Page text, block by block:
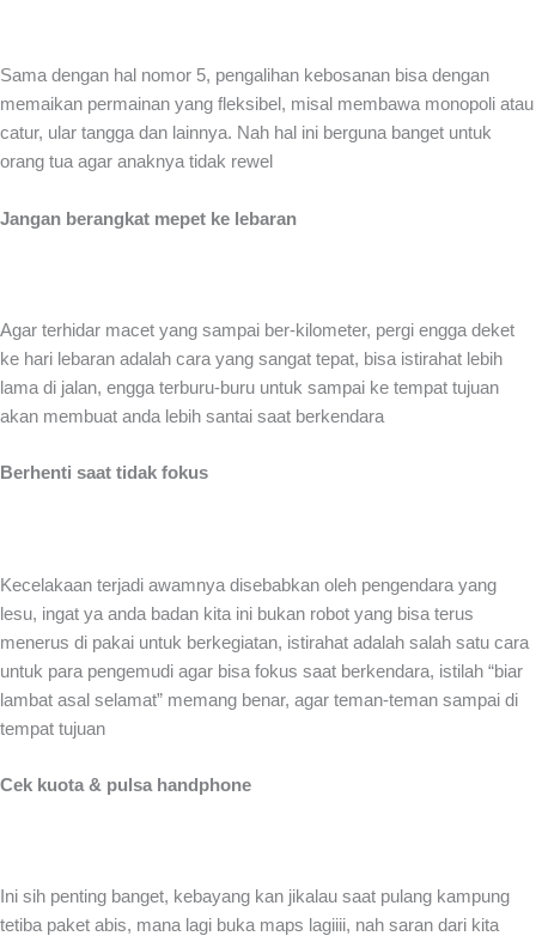
Sama dengan hal nomor 5, pengalihan kebosanan bisa dengan
memaikan permainan yang fleksibel, misal membawa monopoli atau
catur, ular tangga dan lainnya. Nah hal ini berguna banget untuk
orang tua agar anaknya tidak rewel
Jangan berangkat mepet ke lebaran
Agar terhidar macet yang sampai ber-kilometer, pergi engga deket
ke hari lebaran adalah cara yang sangat tepat, bisa istirahat lebih
lama di jalan, engga terburu-buru untuk sampai ke tempat tujuan
akan membuat anda lebih santai saat berkendara
Berhenti saat tidak fokus
Kecelakaan terjadi awamnya disebabkan oleh pengendara yang
lesu, ingat ya anda badan kita ini bukan robot yang bisa terus
menerus di pakai untuk berkegiatan, istirahat adalah salah satu cara
untuk para pengemudi agar bisa fokus saat berkendara, istilah “biar
lambat asal selamat” memang benar, agar teman-teman sampai di
tempat tujuan
Cek kuota & pulsa handphone
Ini sih penting banget, kebayang kan jikalau saat pulang kampung
tetiba paket abis, mana lagi buka maps lagiiii, nah saran dari kita